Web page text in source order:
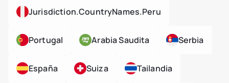
Jurisdiction.countryNames.peru
Portugal Arabia Saudita Serbia
España Suiza Tailandia